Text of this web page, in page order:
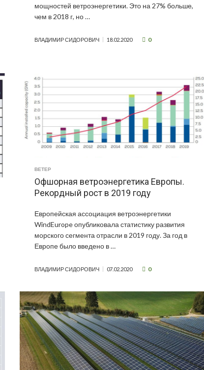
мощностей ветроэнергетики. Это на 27% больше,
чем в 2018 г, но …
ВЛАДИМИР СИДОРОВИЧ 18.02.2020 0
ВЕТЕР
Офшорная ветроэнергетика Европы.
Рекордный рост в 2019 году
Европейская ассоциация ветроэнергетики
WindEurope опубликовала статистику развития
морского сегмента отрасли в 2019 году. За год в
Европе было введено в …
ВЛАДИМИР СИДОРОВИЧ 07.02.2020 0